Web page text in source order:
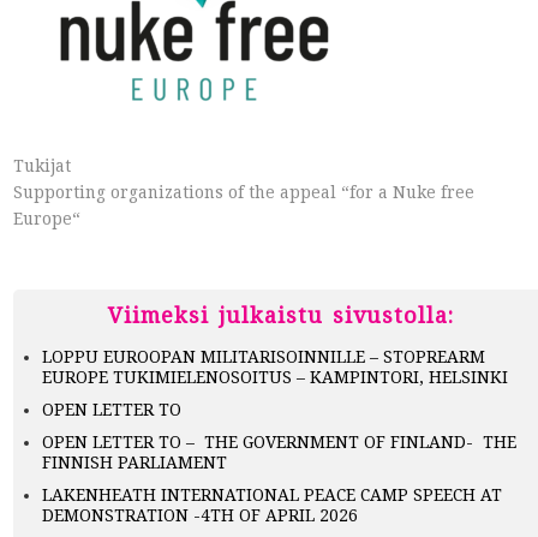
Tukijat
Supporting organizations of the appeal “for a Nuke free
Europe“
Viimeksi julkaistu sivustolla:
LOPPU EUROOPAN MILITARISOINNILLE – STOPREARM
EUROPE TUKIMIELENOSOITUS – KAMPINTORI, HELSINKI
OPEN LETTER TO
OPEN LETTER TO – THE GOVERNMENT OF FINLAND- THE
FINNISH PARLIAMENT
LAKENHEATH INTERNATIONAL PEACE CAMP SPEECH AT
DEMONSTRATION -4TH OF APRIL 2026